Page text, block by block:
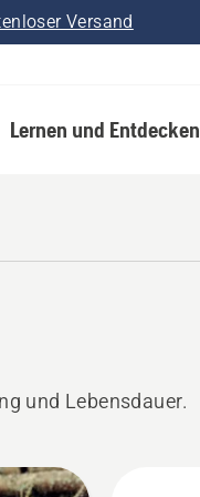
Versand
Lernen und Entdecken
und Lebensdauer.